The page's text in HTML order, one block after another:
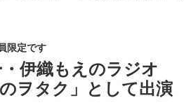
限定です
伊織もえのラジオ
ヲタク」として出演